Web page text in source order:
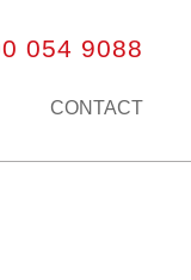
CONTACT
054 9088